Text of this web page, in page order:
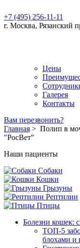
+7 (495) 256-11-11
г. Москва, Рязанский
Цены
Галерея
Контакты
Вам перезвонить?
Главная > Полип в
"РосВет"
Наши пациенты
Собаки
Кошки
Грызуны
Рептилии
Птицы
Болезни кошек:
ТОП-5
блохами и